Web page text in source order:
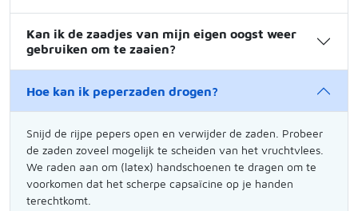
Kan ik de zaadjes van mijn eigen oogst weer
gebruiken om te zaaien?
Hoe kan ik peperzaden drogen?
Snijd de rijpe pepers open en verwijder de zaden. Probeer
de zaden zoveel mogelijk te scheiden van het vruchtvlees.
We raden aan om (latex) handschoenen te dragen om te
voorkomen dat het scherpe capsaïcine op je handen
terechtkomt.